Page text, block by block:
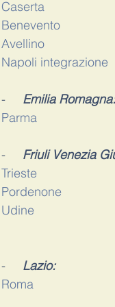
Caserta
Benevento
Avellino
Napoli integrazione
- Emilia Romagna:
Parma
- Friuli Venezia
Trieste
Pordenone
Udine
- Lazio:
Roma